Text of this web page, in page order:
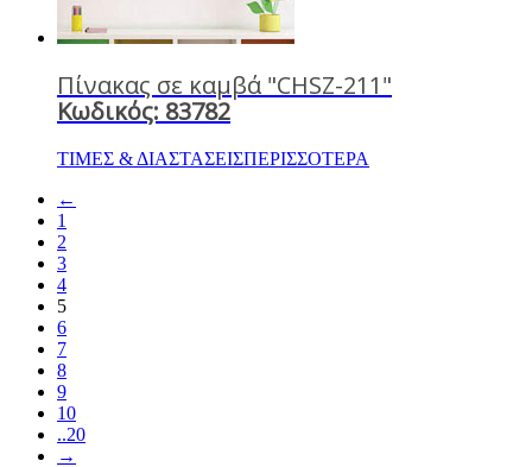
Πίνακας σε καμβά "CHSZ-211"
Κωδικός: 83782
ΤΙΜΕΣ & ΔΙΑΣΤΑΣΕΙΣΠΕΡΙΣΣΟΤΕΡΑ
←
1
2
3
4
5
6
7
8
9
10
..20
→